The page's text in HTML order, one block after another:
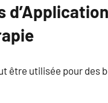
être utilisée pour des